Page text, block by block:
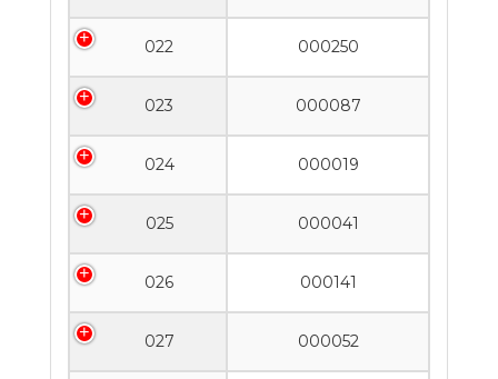
022 000250
023 000087
024 000019
025 000041
026 000141
027 000052